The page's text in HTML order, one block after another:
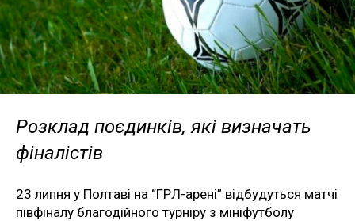
Розклад поєдинків, які визначать
фіналістів
23 липня у Полтаві на “ГРЛ-арені” відбудуться матчі
півфіналу благодійного турніру з мініфутболу